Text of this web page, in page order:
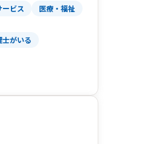
ービス
医療・福祉
がいる